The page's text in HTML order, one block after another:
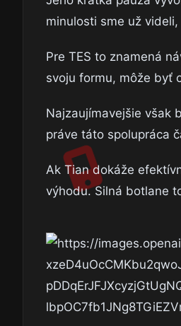
minulosti sme už
Pre TES to znamená
svoju formu, môže byť
Najzaujímavejšie však
práve táto spolupráca
Ak Tian dokáže
výhodu. Silná botlane